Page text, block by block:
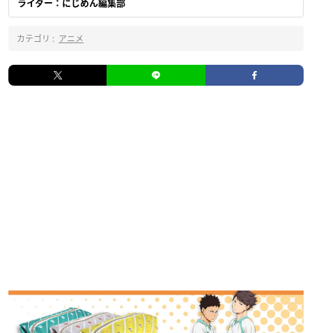
ライター：にじめん編集部
カテゴリ : アニメ